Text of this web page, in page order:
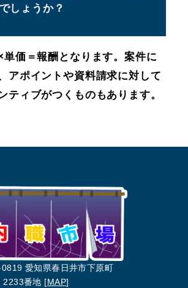
しょうか？
単価＝報酬となります。案件に
アポイントや資料請求に対して
ティブがつくものもあります。
愛知県春日井市下原町
2233番地 [MAP]